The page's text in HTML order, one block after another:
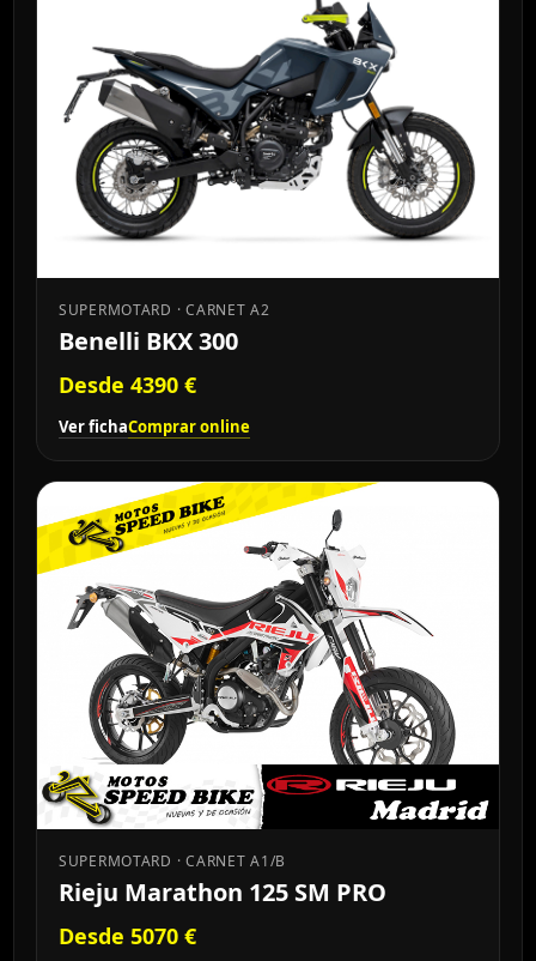
SUPERMOTARD · CARNET A2
Benelli BKX 300
Desde 4390 €
Ver fichaComprar online
SUPERMOTARD · CARNET A1/B
Rieju Marathon 125 SM PRO
Desde 5070 €